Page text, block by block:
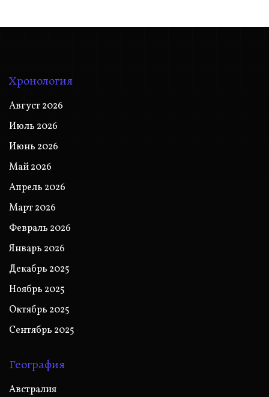
Хронология
Август 2026
Июль 2026
Июнь 2026
Май 2026
Апрель 2026
Март 2026
Февраль 2026
Январь 2026
Декабрь 2025
Ноябрь 2025
Октябрь 2025
Сентябрь 2025
География
Австралия